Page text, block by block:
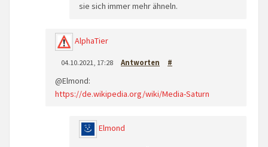
sie sich immer mehr ähneln.
AlphaTier
04.10.2021, 17:28 Antworten #
@Elmond:
https://de.wikipedia.org/wiki/Media-Saturn
Elmond